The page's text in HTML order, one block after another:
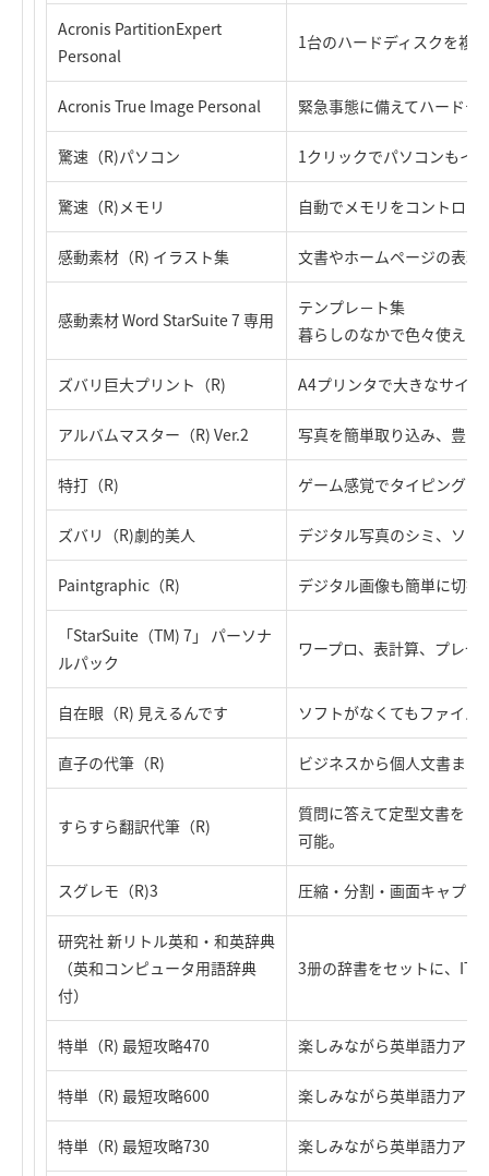
Acronis PartitionExpert
Personal
1台のハードディスクを複
Acronis True Image Personal 緊急事態に備えてハードデ
驚速（R)パソコン 1クリックでパソコンもイ
驚速（R)メモリ 自動でメモリをコントロ
感動素材（R) イラスト集 文書やホームページの表現
感動素材 Word StarSuite 7 専用
テンプレ－ト集
暮らしのなかで色々使える
ズバリ巨大プリント（R) A4プリンタで大きなサイ
アルバムマスター（R) Ver.2 写真を簡単取り込み、豊
特打（R) ゲーム感覚でタイピング
ズバリ（R)劇的美人 デジタル写真のシミ、ソ
Paintgraphic（R) デジタル画像も簡単に切
「StarSuite（TM) 7」 パーソナ
ルパック
ワープロ、表計算、プレゼ
自在眼（R) 見えるんです ソフトがなくてもファイ
直子の代筆（R) ビジネスから個人文書ま
すらすら翻訳代筆（R)
質問に答えて定型文書を
可能。
スグレモ（R)3 圧縮・分割・画面キャプ
研究社 新リトル英和・和英辞典
（英和コンピュータ用語辞典
付）
3册の辞書をセットに、IT
特単（R) 最短攻略470 楽しみながら英単語力アッ
特単（R) 最短攻略600 楽しみながら英単語力アッ
特単（R) 最短攻略730 楽しみながら英単語力アッ